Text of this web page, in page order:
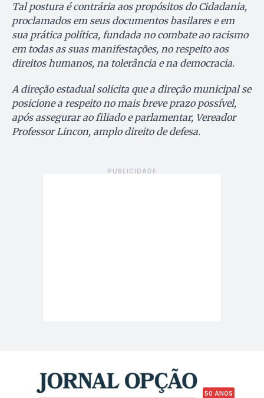
Tal postura é contrária aos propósitos do Cidadania,
proclamados em seus documentos basilares e em
sua prática política, fundada no combate ao racismo
em todas as suas manifestações, no respeito aos
direitos humanos, na tolerância e na democracia.
A direção estadual solicita que a direção municipal se
posicione a respeito no mais breve prazo possível,
após assegurar ao filiado e parlamentar, Vereador
Professor Lincon, amplo direito de defesa.
50 ANOS